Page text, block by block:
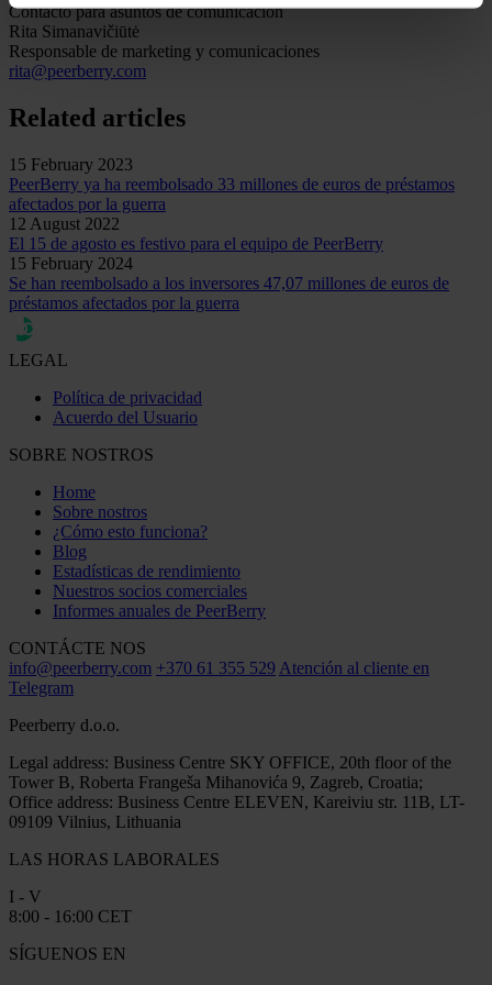
Contacto para asuntos de comunicación
Rita Simanavičiūtė
Responsable de marketing y comunicaciones
rita@peerberry.com
Related articles
15 February 2023
PeerBerry ya ha reembolsado 33 millones de euros de préstamos
afectados por la guerra
12 August 2022
El 15 de agosto es festivo para el equipo de PeerBerry
15 February 2024
Se han reembolsado a los inversores 47,07 millones de euros de
préstamos afectados por la guerra
LEGAL
Política de privacidad
Acuerdo del Usuario
SOBRE NOSTROS
Home
Sobre nostros
¿Cómo esto funciona?
Blog
Estadísticas de rendimiento
Nuestros socios comerciales
Informes anuales de PeerBerry
CONTÁCTE NOS
info@peerberry.com +370 61 355 529 Atención al cliente en
Telegram
Peerberry d.o.o.
Legal address: Business Centre SKY OFFICE, 20th floor of the
Tower B, Roberta Frangeša Mihanovića 9, Zagreb, Croatia;
Office address: Business Centre ELEVEN, Kareiviu str. 11B, LT-
09109 Vilnius, Lithuania
LAS HORAS LABORALES
I - V
8:00 - 16:00 CET
SÍGUENOS EN